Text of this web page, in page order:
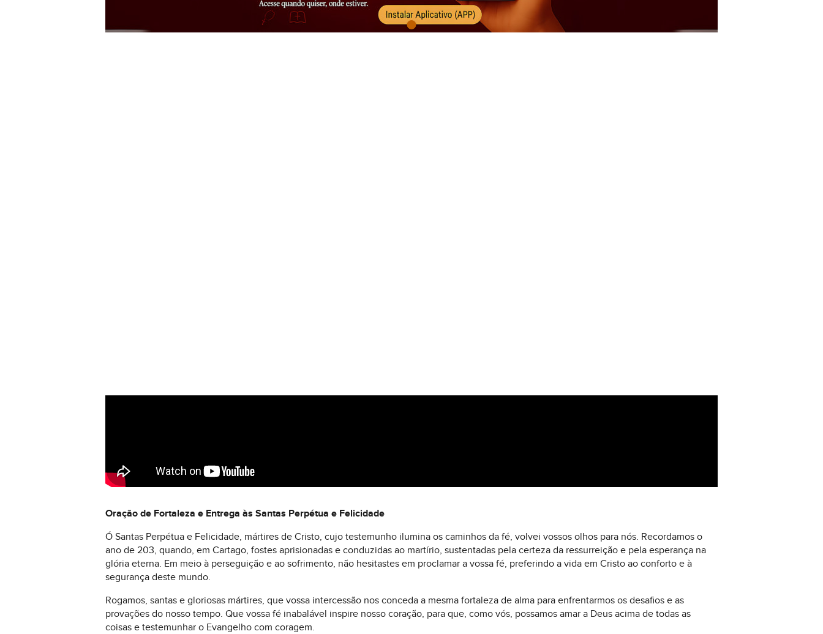
Oração de Fortaleza e Entrega às Santas Perpétua e Felicidade
Ó Santas Perpétua e Felicidade, mártires de Cristo, cujo testemunho ilumina os caminhos da fé, volvei vossos olhos para nós. Recordamos o
ano de 203, quando, em Cartago, fostes aprisionadas e conduzidas ao martírio, sustentadas pela certeza da ressurreição e pela esperança na
glória eterna. Em meio à perseguição e ao sofrimento, não hesitastes em proclamar a vossa fé, preferindo a vida em Cristo ao conforto e à
segurança deste mundo.
Rogamos, santas e gloriosas mártires, que vossa intercessão nos conceda a mesma fortaleza de alma para enfrentarmos os desafios e as
provações do nosso tempo. Que vossa fé inabalável inspire nosso coração, para que, como vós, possamos amar a Deus acima de todas as
coisas e testemunhar o Evangelho com coragem.